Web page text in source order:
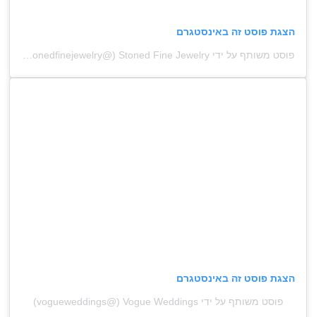
הצגת פוסט זה באינסטגרם
פוסט משותף על ידי ‏‎Stoned Fine Jewelry‎‏ (@‏‎stonedfinejewelry‎‏)
הצגת פוסט זה באינסטגרם
פוסט משותף על ידי ‏‎Vogue Weddings‎‏ (@‏‎vogueweddings‎‏)